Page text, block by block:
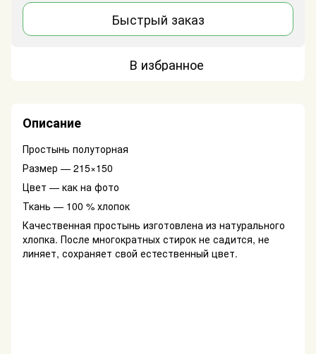
Быстрый заказ
В избранное
Описание
Простынь полуторная
Размер — 215×150
Цвет — как на фото
Ткань — 100 % хлопок
Качественная простынь изготовлена из натурального
хлопка. После многократных стирок не садится, не
линяет, сохраняет свой естественный цвет.